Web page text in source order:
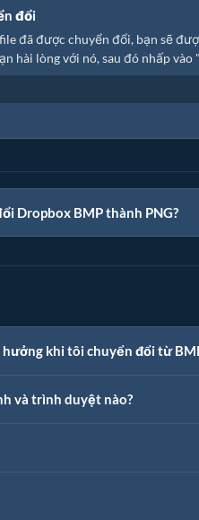
đổi
đã được chuyển đổi, bạn sẽ
hài lòng với nó, sau đó nhấp
Dropbox BMP thành PNG?
khi tôi chuyển đổi từ
và trình duyệt nào?